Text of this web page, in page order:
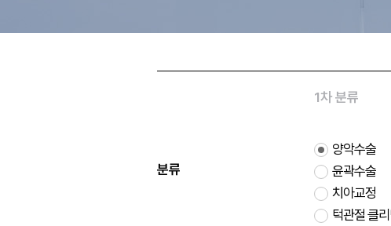
분류
1차 분류
양악수술
윤곽수술
치아교정
턱관절 클